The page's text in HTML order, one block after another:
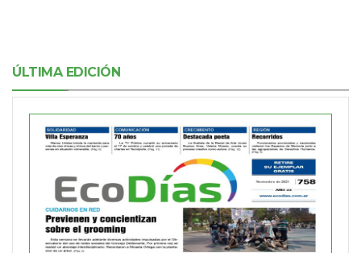
ÚLTIMA EDICIÓN